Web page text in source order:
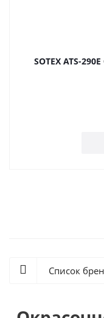
SOTEX ATS-
Список